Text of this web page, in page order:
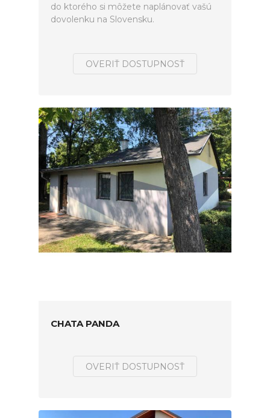
do ktorého si môžete naplánovať vašú
dovolenku na Slovensku.
OVERIŤ DOSTUPNOSŤ
CHATA PANDA
OVERIŤ DOSTUPNOSŤ